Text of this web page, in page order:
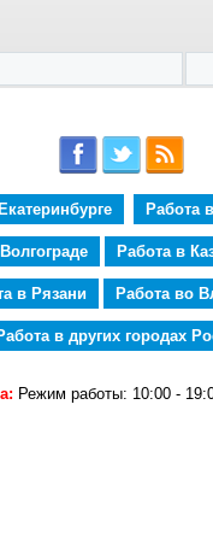
Работа
Работа в
в Рязани Работа во
в других городах
Режим работы: 10:00 -